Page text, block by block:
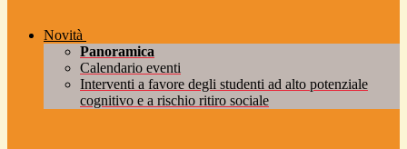
Novità
Panoramica
Calendario eventi
Interventi a favore degli studenti ad alto potenziale
cognitivo e a rischio ritiro sociale